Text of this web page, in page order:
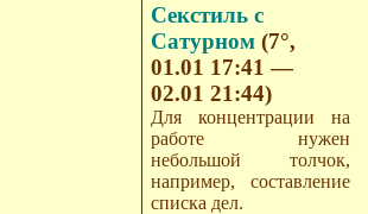
Секстиль с
Сатурном(7°,
01.01 17:41 —
02.01 21:44)
Для концентрации на
работе нужен
небольшой толчок,
например, составление
списка дел.